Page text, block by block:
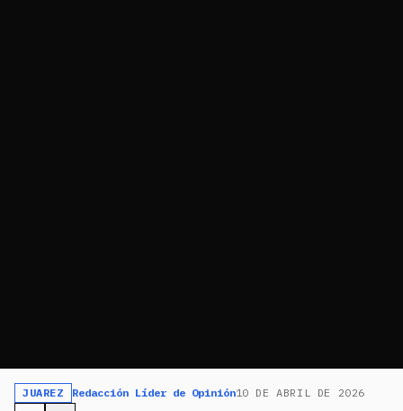
JUAREZ Redacción Líder de Opinión10 DE ABRIL DE 2026